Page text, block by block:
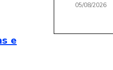
e
05/08/2026